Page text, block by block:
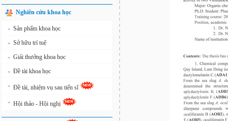
Nghiên cứu khoa học
» Sản phẩm khoa học
» Sở hữu trí tuệ
» Giải thưởng khoa học
» Đề tài khoa học
» Đề tài, nhiệm vụ sau tiến sĩ
» Hội thảo - Hội nghị